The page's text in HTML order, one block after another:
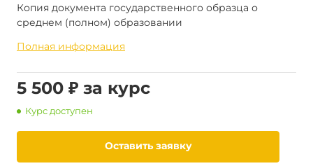
Копия документа государственного образца о
среднем (полном) образовании
Полная информация
5 500 ₽ за курс
Курс доступен
Оставить заявку